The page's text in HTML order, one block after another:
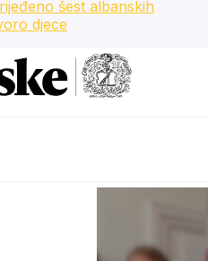
šest albanskih
djece